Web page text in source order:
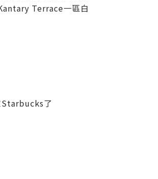
Terrace一區白
Starbucks了